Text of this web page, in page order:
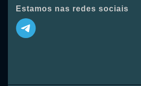
Estamos nas redes sociais